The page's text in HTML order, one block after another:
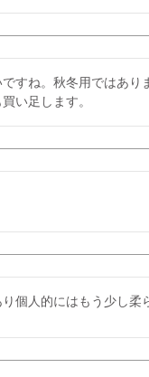
すね。秋冬用ではあり
い足します。
個人的にはもう少し柔